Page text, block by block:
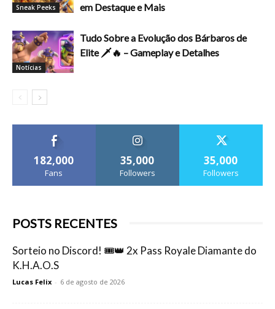
Sneak Peeks
em Destaque e Mais
Notícias
Tudo Sobre a Evolução dos Bárbaros de
Elite 🗡️🔥 – Gameplay e Detalhes
182,000
Fans
35,000
Followers
35,000
Followers
POSTS RECENTES
Sorteio no Discord! 🎟️👑 2x Pass Royale Diamante do
K.H.A.O.S
Lucas Felix - 6 de agosto de 2026